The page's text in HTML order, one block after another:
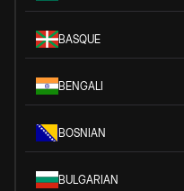
BASQUE
BENGALI
BOSNIAN
BULGARIAN